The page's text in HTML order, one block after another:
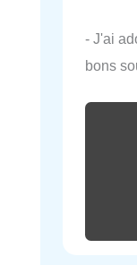
- J'ai
bons